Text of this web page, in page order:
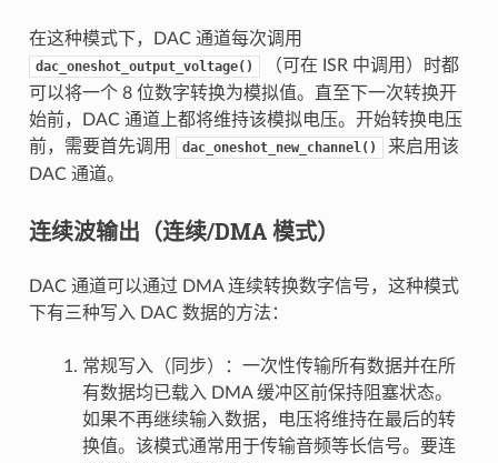
在这种模式下，DAC 通道每次调用
dac_oneshot_output_voltage()
（可在 ISR 中调用）时都
可以将一个 8 位数字转换为模拟值。直至下一次转换开
始前，DAC 通道上都将维持该模拟电压。开始转换电压
前，需要首先调用
dac_oneshot_new_channel()
来启用该
DAC 通道。
连续波输出（连续/DMA 模式）
DAC 通道可以通过 DMA 连续转换数字信号，这种模式
下有三种写入 DAC 数据的方法：
常规写入（同步）：一次性传输所有数据并在所
有数据均已载入 DMA 缓冲区前保持阻塞状态。
如果不再继续输入数据，电压将维持在最后的转
换值。该模式通常用于传输音频等长信号。要连